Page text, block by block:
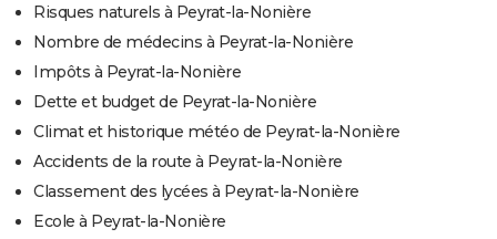
Risques naturels à Peyrat-la-Nonière
Nombre de médecins à Peyrat-la-Nonière
Impôts à Peyrat-la-Nonière
Dette et budget de Peyrat-la-Nonière
Climat et historique météo de Peyrat-la-Nonière
Accidents de la route à Peyrat-la-Nonière
Classement des lycées à Peyrat-la-Nonière
Ecole à Peyrat-la-Nonière